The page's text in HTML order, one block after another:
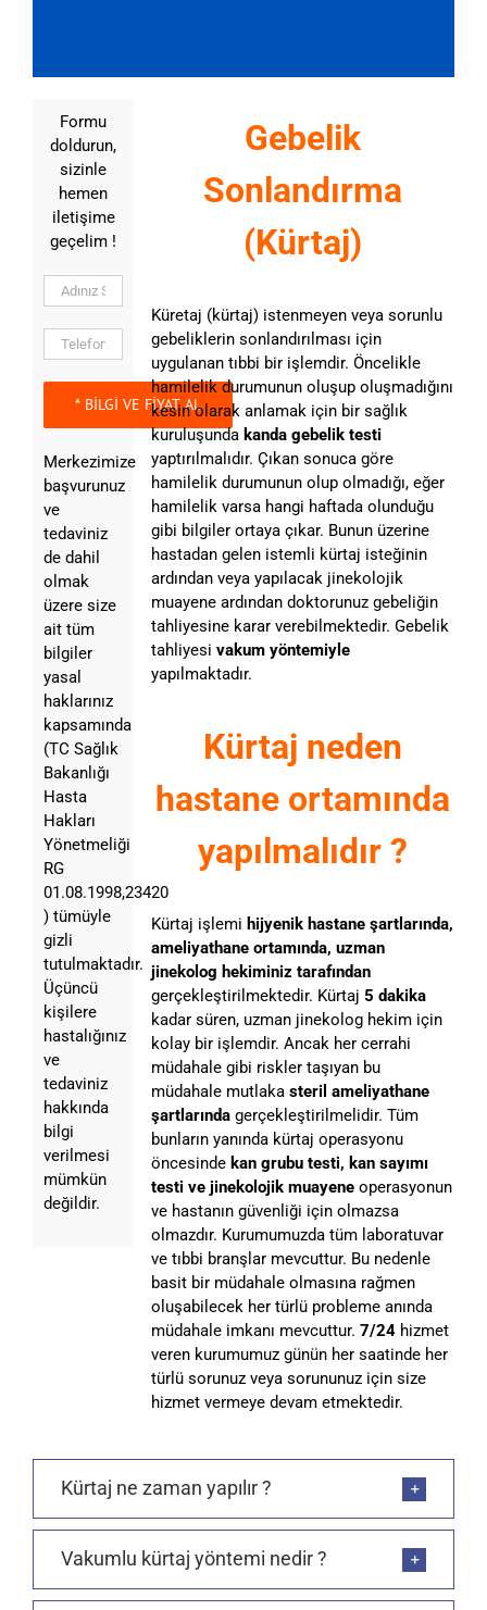
Formu
doldurun,
sizinle
hemen
iletişime
geçelim !
Merkezimize
başvurunuz
ve
tedaviniz
de dahil
olmak
üzere size
ait tüm
bilgiler
yasal
haklarınız
kapsamında
(TC Sağlık
Bakanlığı
Hasta
Hakları
Yönetmeliği
RG
01.08.1998,23420
) tümüyle
gizli
tutulmaktadır.
Üçüncü
kişilere
hastalığınız
ve
tedaviniz
hakkında
bilgi
verilmesi
mümkün
değildir.
Gebelik
Sonlandırma
(Kürtaj)
Küretaj (kürtaj) istenmeyen veya sorunlu
gebeliklerin sonlandırılması için
uygulanan tıbbi bir işlemdir. Öncelikle
hamilelik durumunun oluşup oluşmadığını
kesin olarak anlamak için bir sağlık
kuruluşunda kanda gebelik testi
yaptırılmalıdır. Çıkan sonuca göre
hamilelik durumunun olup olmadığı, eğer
hamilelik varsa hangi haftada olunduğu
gibi bilgiler ortaya çıkar. Bunun üzerine
hastadan gelen istemli kürtaj isteğinin
ardından veya yapılacak jinekolojik
muayene ardından doktorunuz gebeliğin
tahliyesine karar verebilmektedir. Gebelik
tahliyesi vakum yöntemiyle
yapılmaktadır.
Kürtaj neden
hastane ortamında
yapılmalıdır ?
Kürtaj işlemi hijyenik hastane şartlarında,
ameliyathane ortamında, uzman
jinekolog hekiminiz tarafından
gerçekleştirilmektedir. Kürtaj 5 dakika
kadar süren, uzman jinekolog hekim için
kolay bir işlemdir. Ancak her cerrahi
müdahale gibi riskler taşıyan bu
müdahale mutlaka steril ameliyathane
şartlarındagerçekleştirilmelidir. Tüm
bunların yanında kürtaj operasyonu
öncesindekan grubu testi, kan sayımı
testi ve jinekolojik muayeneoperasyonun
ve hastanın güvenliği için olmazsa
olmazdır. Kurumumuzda tüm laboratuvar
ve tıbbi branşlar mevcuttur. Bu nedenle
basit bir müdahale olmasına rağmen
oluşabilecek her türlü probleme anında
müdahale imkanı mevcuttur. 7/24hizmet
veren kurumumuz günün her saatinde her
türlü sorunuz veya sorununuz için size
hizmet vermeye devam etmektedir.
Kürtaj ne zaman yapılır ?
Vakumlu kürtaj yöntemi nedir ?